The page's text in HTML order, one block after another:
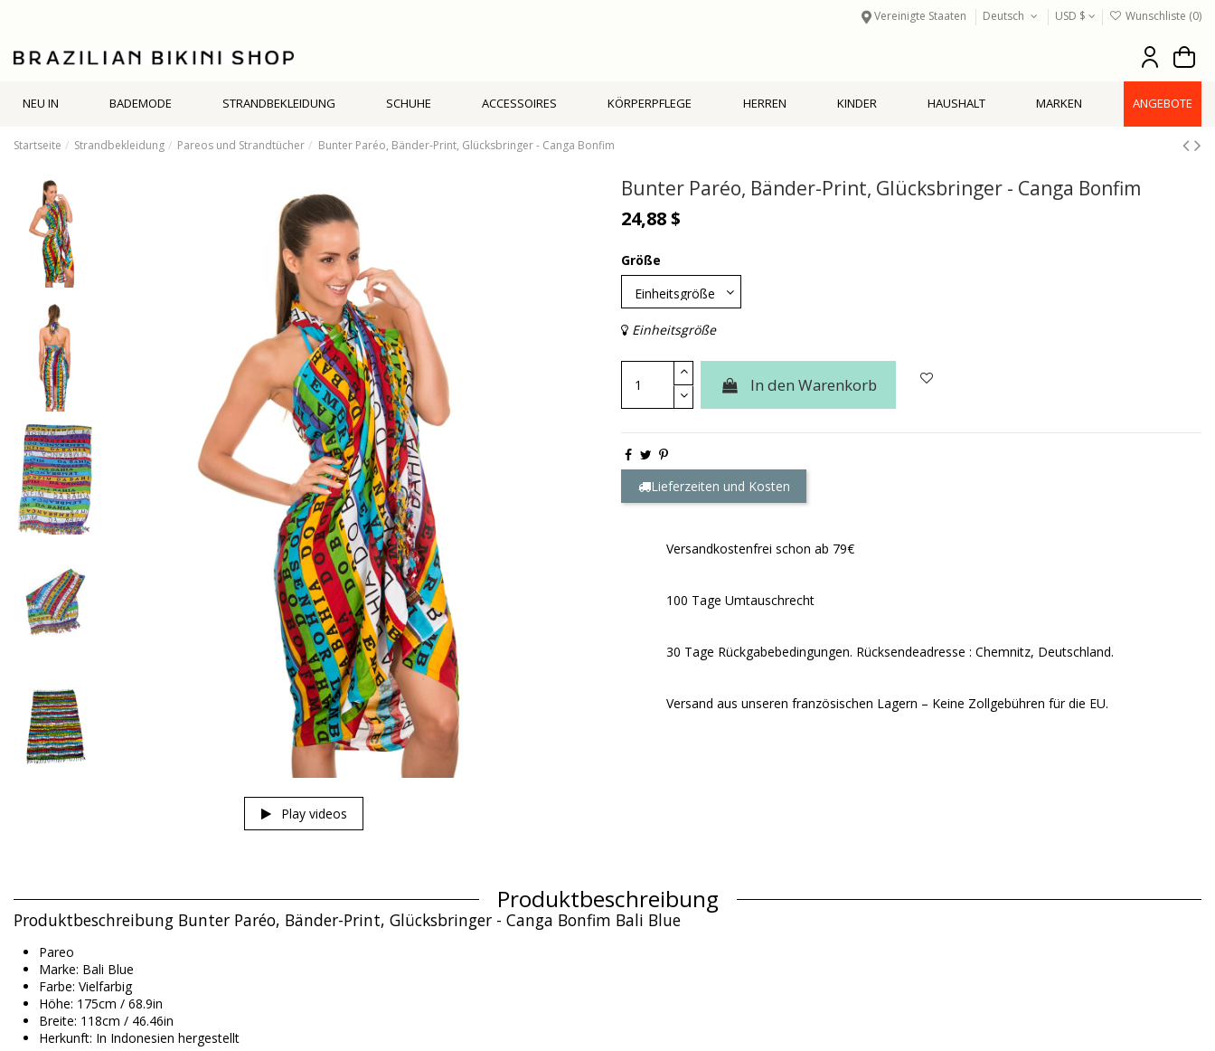
Vereinigte Staaten Deutsch USD $ Wunschliste (0)
NEU IN BADEMODE STRANDBEKLEIDUNG SCHUHE ACCESSOIRES KÖRPERPFLEGE HERREN KINDER HAUSHALT MARKEN ANGEBOTE
Startseite Strandbekleidung Pareos und Strandtücher Bunter Paréo, Bänder-Print, Glücksbringer - Canga Bonfim
Play videos
Bunter Paréo, Bänder-Print, Glücksbringer - Canga Bonfim
24,88 $
Größe
Einheitsgröße
In den Warenkorb
Lieferzeiten und Kosten
Versandkostenfrei schon ab 79€
100 Tage Umtauschrecht
30 Tage Rückgabebedingungen. Rücksendeadresse : Chemnitz, Deutschland.
Versand aus unseren französischen Lagern – Keine Zollgebühren für die EU.
Produktbeschreibung
Produktbeschreibung Bunter Paréo, Bänder-Print, Glücksbringer - Canga Bonfim Bali Blue
Pareo
Marke: Bali Blue
Farbe: Vielfarbig
Höhe: 175cm / 68.9in
Breite: 118cm / 46.46in
Herkunft: In Indonesien hergestellt